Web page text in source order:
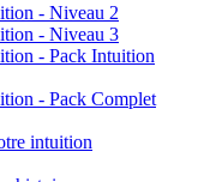
- Niveau 2
- Niveau 3
- Pack Intuition
- Pack Complet
intuition